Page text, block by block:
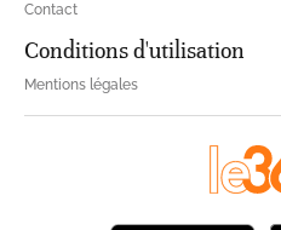
Contact
Conditions d'utilisation
Mentions légales